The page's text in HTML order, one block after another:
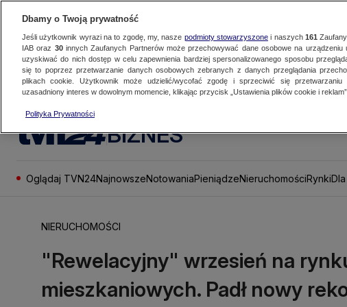
BIZNES
Oglądaj TVN24NajnowszeNotowaniaPieniądzeNieruchomościRynki
NIERUCHOMOŚCI
"Rewelacyjny" wrzesień na
mieszkaniowych. Padł nowy
Dbamy o Twoją prywatność
Jeśli użytkownik wyrazi na to zgodę, my, nasze podmioty stowarzyszonei naszych 161
IAB oraz 30innych Zaufanych Partnerów może przechowywać dane osobowe na urządzeniu
uzyskiwać do nich dostęp w celu zapewnienia bardziej spersonalizowanego sposobu
się to poprzez przetwarzanie danych osobowych zebranych z danych przeglądania
plikach cookie. Użytkownik może udzielić/wycofać zgodę i sprzeciwić się
uzasadniony interes w dowolnym momencie, klikając przycisk „Ustawienia plików cookie i reklam”.
Polityka Prywatności